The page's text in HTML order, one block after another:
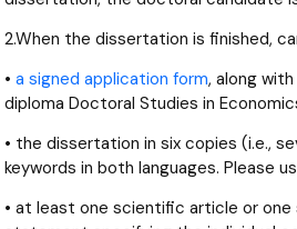
2.When the dissertation is finished,
• a signed application form, along
diploma Doctoral Studies in
• the dissertation in six copies (i.e.,
keywords in both languages. Please
• at least one scientific article or